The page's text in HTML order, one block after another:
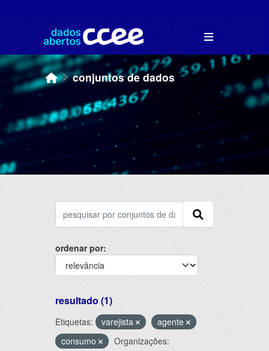
conjuntos de dados
ordenar por
resultado (1)
Etiquetas: varejista
agente
consumo
Organizações: